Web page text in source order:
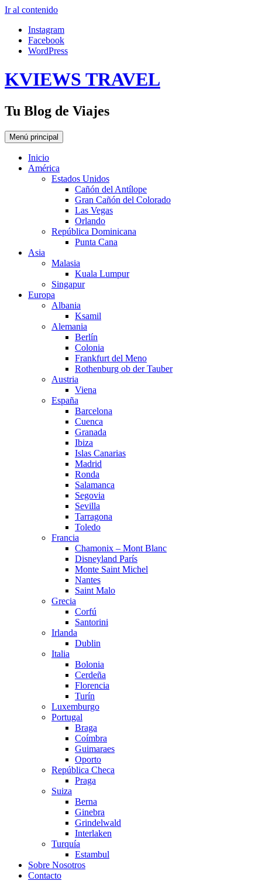
Ir al contenido
Instagram
Facebook
WordPress
KVIEWS TRAVEL
Tu Blog de Viajes
Menú principal
Inicio
América
Estados Unidos
Cañón del Antílope
Gran Cañón del Colorado
Las Vegas
Orlando
República Dominicana
Punta Cana
Asia
Malasia
Kuala Lumpur
Singapur
Europa
Albania
Ksamil
Alemania
Berlín
Colonia
Frankfurt del Meno
Rothenburg ob der Tauber
Austria
Viena
España
Barcelona
Cuenca
Granada
Ibiza
Islas Canarias
Madrid
Ronda
Salamanca
Segovia
Sevilla
Tarragona
Toledo
Francia
Chamonix – Mont Blanc
Disneyland París
Monte Saint Michel
Nantes
Saint Malo
Grecia
Corfú
Santorini
Irlanda
Dublin
Italia
Bolonia
Cerdeña
Florencia
Turín
Luxemburgo
Portugal
Braga
Coímbra
Guimaraes
Oporto
República Checa
Praga
Suiza
Berna
Ginebra
Grindelwald
Interlaken
Turquía
Estambul
Sobre Nosotros
Contacto